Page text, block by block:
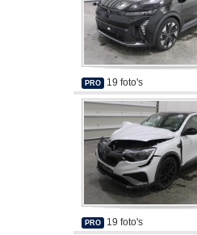
PRO 19 foto's
PRO 19 foto's